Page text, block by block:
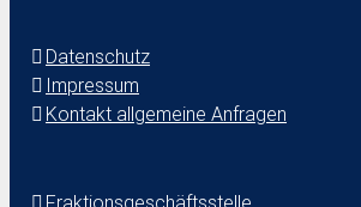
Datenschutz
Impressum
Kontakt allgemeine Anfragen